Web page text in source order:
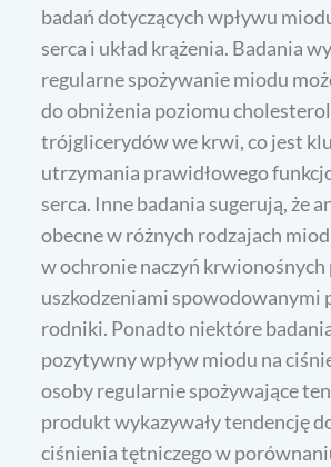
badań dotyczących wpływu
serca i układ krążenia. Badania
regularne spożywanie miodu
do obniżenia poziomu
trójglicerydów we krwi, co jest
utrzymania prawidłowego
serca. Inne badania sugerują, że
obecne w różnych rodzajach
w ochronie naczyń krwionośnych
uszkodzeniami spowodowanymi
rodniki. Ponadto niektóre
pozytywny wpływ miodu na
osoby regularnie spożywające
produkt wykazywały tendencję
ciśnienia tętniczego w